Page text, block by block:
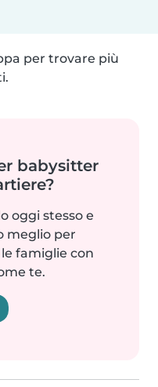
per trovare più
babysitter
oggi stesso e
meglio per
famiglie con
te.